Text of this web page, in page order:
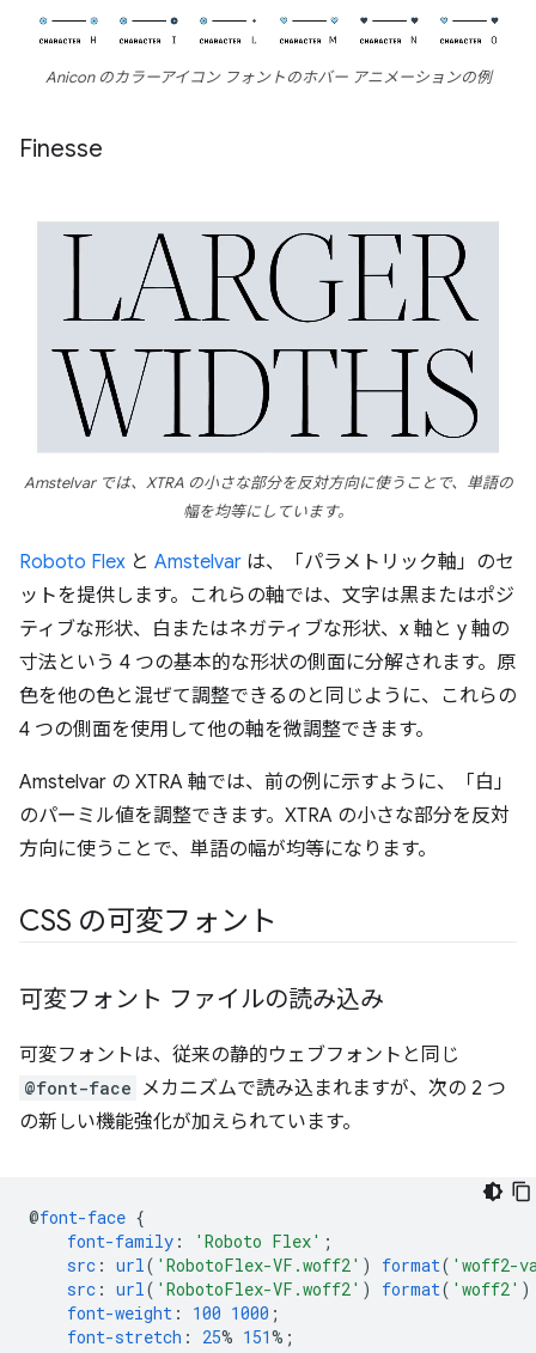
Anicon のカラーアイコン フォントのホバー アニメーションの例
Finesse
Amstelvar では、XTRA の小さな部分を反対方向に使うことで、単語の
幅を均等にしています。
Roboto Flex と Amstelvar は、「パラメトリック軸」のセ
ットを提供します。これらの軸では、文字は黒またはポジ
ティブな形状、白またはネガティブな形状、x 軸と y 軸の
寸法という 4 つの基本的な形状の側面に分解されます。原
色を他の色と混ぜて調整できるのと同じように、これらの
4 つの側面を使用して他の軸を微調整できます。
Amstelvar の XTRA 軸では、前の例に示すように、「白」
のパーミル値を調整できます。XTRA の小さな部分を反対
方向に使うことで、単語の幅が均等になります。
CSS の可変フォント
可変フォント ファイルの読み込み
可変フォントは、従来の静的ウェブフォントと同じ
@font-face メカニズムで読み込まれますが、次の 2 つ
の新しい機能強化が加えられています。
@font-face {
font-family : 'Roboto Flex' ;
src : url( 'RobotoFlex-VF.woff2' ) format( 'woff2-
src : url( 'RobotoFlex-VF.woff2' ) format( 'woff2' )
font-weight : 100 1000 ;
font-stretch : 25% 151%;